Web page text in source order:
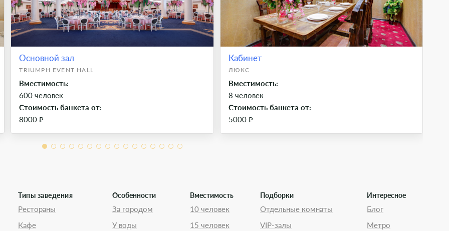
Основной зал
TRIUMPH EVENT HALL
Вместимость:
600 человек
Стоимость банкета от:
8000 ₽
Кабинет
ЛЮКС
Вместимость:
8 человек
Стоимость банкета от:
5000 ₽
Типы заведения
Рестораны
Кафе
Особенности
За городом
У воды
Вместимость
10 человек
15 человек
Подборки
Отдельные комнаты
VIP-залы
Интересное
Блог
Метро